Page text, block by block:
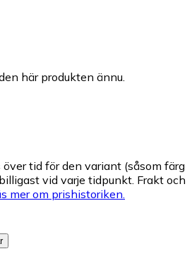
här produkten ännu.
tid för den variant (såsom färg
vid varje tidpunkt. Frakt och
mer om prishistoriken.